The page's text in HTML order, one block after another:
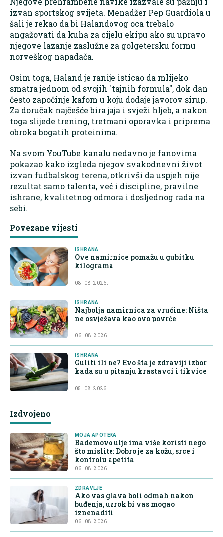
izvan sportskog svijeta. Menadžer Pep Guardiola u
šali je rekao da bi Halandovog oca trebalo
angažovati da kuha za cijelu ekipu ako su upravo
njegove lazanje zaslužne za golgetersku formu
norveškog napadača.
Osim toga, Haland je ranije isticao da mlijeko
smatra jednom od svojih "tajnih formula", dok dan
često započinje kafom u koju dodaje javorov sirup.
Za doručak najčešće bira jaja i svježi hljeb, a nakon
toga slijede trening, tretmani oporavka i priprema
obroka bogatih proteinima.
Na svom YouTube kanalu nedavno je fanovima
pokazao kako izgleda njegov svakodnevni život
izvan fudbalskog terena, otkrivši da uspjeh nije
rezultat samo talenta, već i discipline, pravilne
ishrane, kvalitetnog odmora i dosljednog rada na
sebi.
Povezane vijesti
ISHRANA
Ove namirnice pomažu u gubitku
kilograma
08. 08. 2026.
ISHRANA
Najbolja namirnica za vrućine: Ništa
ne osvježava kao ovo povrće
06. 08. 2026.
ISHRANA
Guliti ili ne? Evo šta je zdraviji izbor
kada su u pitanju krastavci i tikvice
05. 08. 2026.
Izdvojeno
MOJA APOTEKA
Bademovo ulje ima više koristi nego
što mislite: Dobro je za kožu, srce i
kontrolu apetita
06. 08. 2026.
ZDRAVLJE
Ako vas glava boli odmah nakon
buđenja, uzrok bi vas mogao
iznenaditi
06. 08. 2026.